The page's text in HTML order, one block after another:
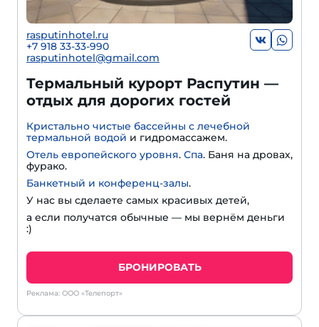
rasputinhotel.ru
+7 918 33-33-990
rasputinhotel@gmail.com
Термальный курорт Распутин —
отдых для дорогих гостей
Кристально чистые бассейны с лечебной
термальной водой и гидромассажем.
Отель европейского уровня. Спа. Баня на дровах,
фурако.
Банкетный и конференц-залы.
У нас вы сделаете самых красивых детей,
а если получатся обычные — мы вернём деньги
:)
БРОНИРОВАТЬ
Реклама: ООО «Телепорт»